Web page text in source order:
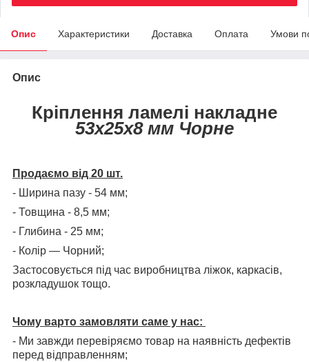
Опис Характеристики Доставка Оплата Умови
Опис
Кріплення ламелі накладне
53х25х8 мм Чорне
Продаємо від 20 шт.
- Ширина пазу - 54 мм;
- Товщина - 8,5 мм;
- Глибина - 25 мм;
- Колір — Чорний;
Застосовується під час виробництва ліжок, каркасів,
розкладушок тощо.
Чому варто замовляти саме у нас:
- Ми завжди перевіряємо товар на наявність дефектів
перед відправленням;